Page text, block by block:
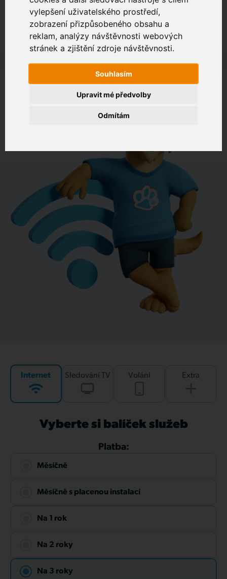
vylepšení uživatelského prostředí,
zobrazení přizpůsobeného obsahu a
reklam, analýzy návštěvnosti webových
stránek a zjištění zdroje návštěvnosti.
Souhlasím
Odmítám
Upravit mé předvolby
Zákaznický portál
Jak rychlé je připojení na vaší adrese?
Internet Sledování TV Volání Extra
Vyberte si balíček služeb
Platba:
Měsíčně
Měsíčně s placenou instalací
Na 1 rok
Na 2 roky
Na 3 roky